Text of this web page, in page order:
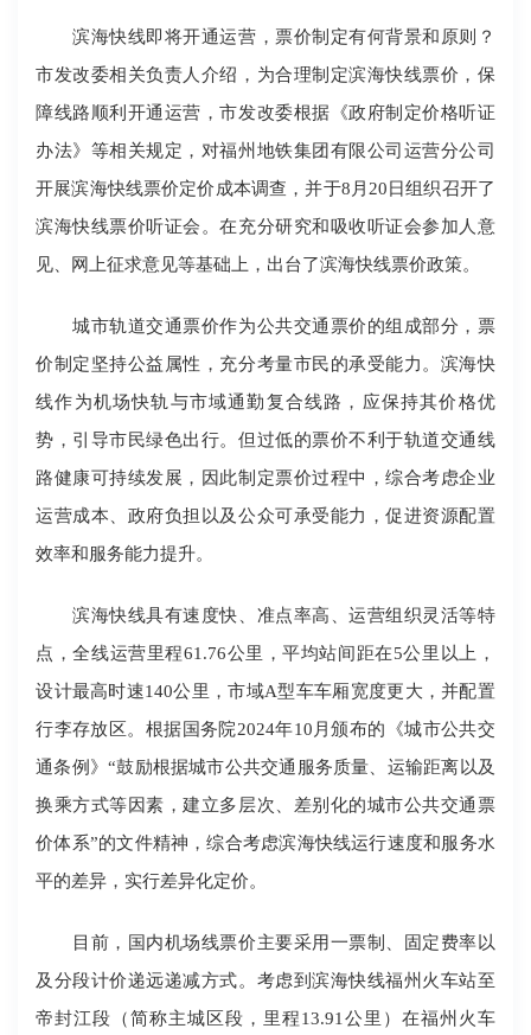
滨海快线即将开通运营，票价制定有何背景和原则？
市发改委相关负责人介绍，为合理制定滨海快线票价，保
障线路顺利开通运营，市发改委根据《政府制定价格听证
办法》等相关规定，对福州地铁集团有限公司运营分公司
开展滨海快线票价定价成本调查，并于8月20日组织召开了
滨海快线票价听证会。在充分研究和吸收听证会参加人意
见、网上征求意见等基础上，出台了滨海快线票价政策。
城市轨道交通票价作为公共交通票价的组成部分，票
价制定坚持公益属性，充分考量市民的承受能力。滨海快
线作为机场快轨与市域通勤复合线路，应保持其价格优
势，引导市民绿色出行。但过低的票价不利于轨道交通线
路健康可持续发展，因此制定票价过程中，综合考虑企业
运营成本、政府负担以及公众可承受能力，促进资源配置
效率和服务能力提升。
滨海快线具有速度快、准点率高、运营组织灵活等特
点，全线运营里程61.76公里，平均站间距在5公里以上，
设计最高时速140公里，市域A型车车厢宽度更大，并配置
行李存放区。根据国务院2024年10月颁布的《城市公共交
通条例》“鼓励根据城市公共交通服务质量、运输距离以及
换乘方式等因素，建立多层次、差别化的城市公共交通票
价体系”的文件精神，综合考虑滨海快线运行速度和服务水
平的差异，实行差异化定价。
目前，国内机场线票价主要采用一票制、固定费率以
及分段计价递远递减方式。考虑到滨海快线福州火车站至
帝封江段（简称主城区段，里程13.91公里）在福州火车